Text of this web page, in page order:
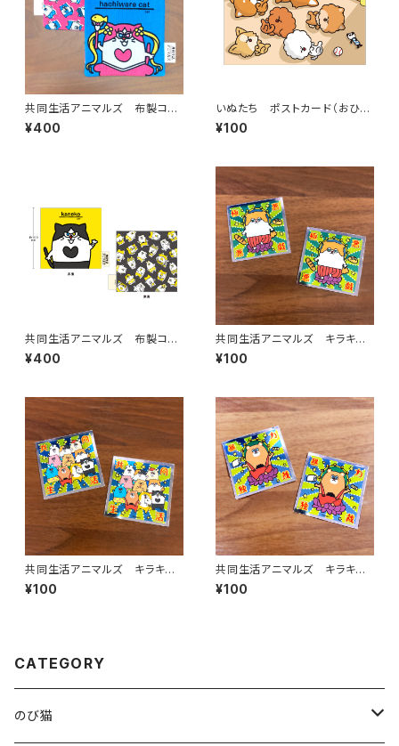
共同生活アニマルズ 布製コー
スター（ハチワレキャット）
¥400
いぬたち ポストカード（おひる
ね）
¥100
共同生活アニマルズ 布製コー
スター（金子）
¥400
共同生活アニマルズ キラキラ
ステッカー（かどちゃん）
¥100
共同生活アニマルズ キラキラ
ステッカー（全員）
¥100
共同生活アニマルズ キラキラ
ステッカー（佐久間）
¥100
CATEGORY
のび猫